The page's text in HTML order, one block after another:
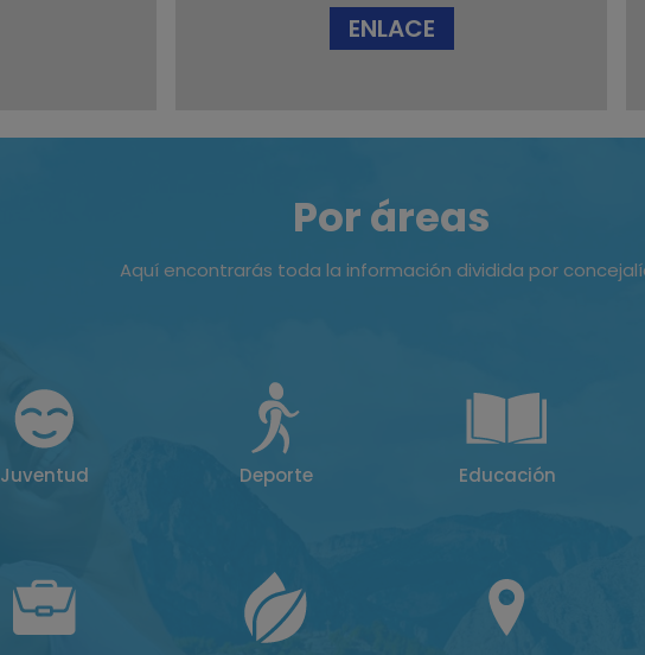
ENLACE
Por áreas
Aquí encontrarás toda la información dividida por
Juventud Deporte Educación